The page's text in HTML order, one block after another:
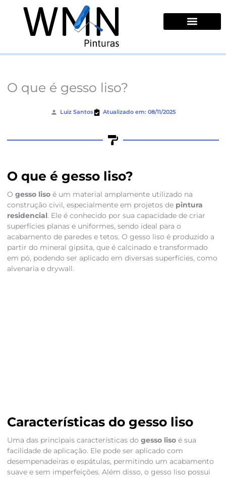
conteúdo
O que é gesso liso?
Luiz Santos Atualizado em: 08/11/2025
O que é gesso liso?
O gesso lisoé um material amplamente utilizado na
construção civil, especialmente em projetos de pintura
residencial. Ele é conhecido por sua capacidade de criar
superfícies planas e uniformes, sendo ideal para o
acabamento de paredes e tetos. O gesso liso é produzido a
partir do mineral gipsita, que é calcinado e transformado
em pó, podendo ser aplicado em diversas superfícies, como
alvenaria e drywall.
Características do gesso liso
Uma das principais características do gesso lisoé sua
facilidade de aplicação. Ele pode ser aplicado com
desempenadeiras e espátulas, permitindo um acabamento
suave e sem imperfeições. Além disso, o gesso liso possui